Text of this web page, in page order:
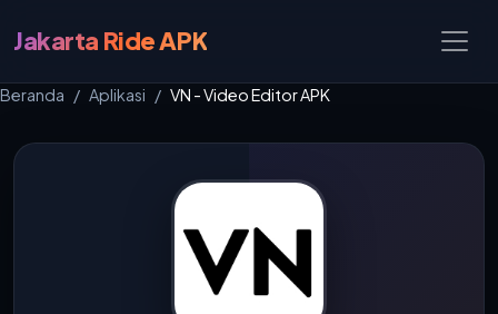
Jakarta Ride APK
Beranda Aplikasi VN - Video Editor APK